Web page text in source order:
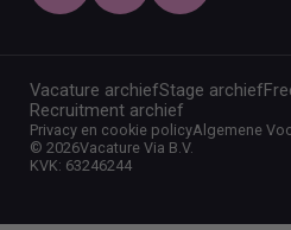
Vacature archiefStage archief
Recruitment archief
©2026Vacature Via B.V.
KVK: 63246244
Privacy en cookie policyAlgemene